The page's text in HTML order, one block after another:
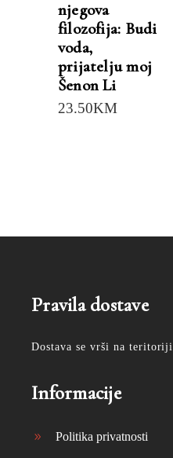
njegova
filozofija: Budi
voda,
prijatelju moj
Šenon Li
23.50KM
Pravila dostave
Dostava se vrši na
Informacije
Politika privatnosti